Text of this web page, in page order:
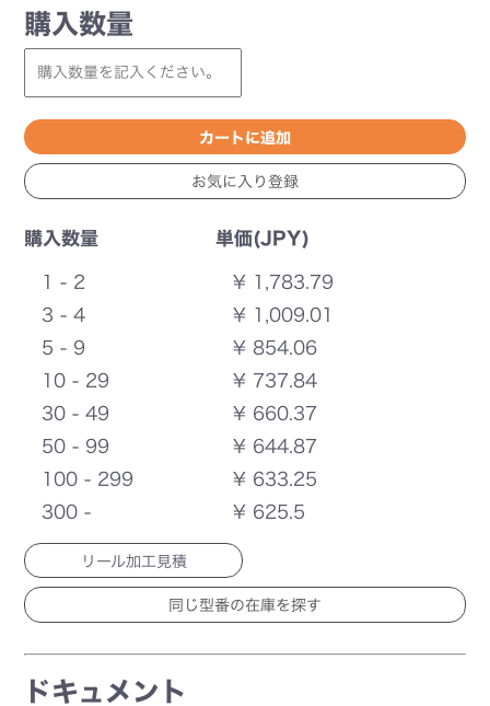
購入数量
購入数量 単価(JPY)
1 - 2
¥ 1,783.79
3 - 4
¥ 1,009.01
5 - 9
¥ 854.06
10 - 29
¥ 737.84
30 - 49
¥ 660.37
50 - 99
¥ 644.87
100 - 299
¥ 633.25
300 -
¥ 625.5
リール加工見積
ドキュメント